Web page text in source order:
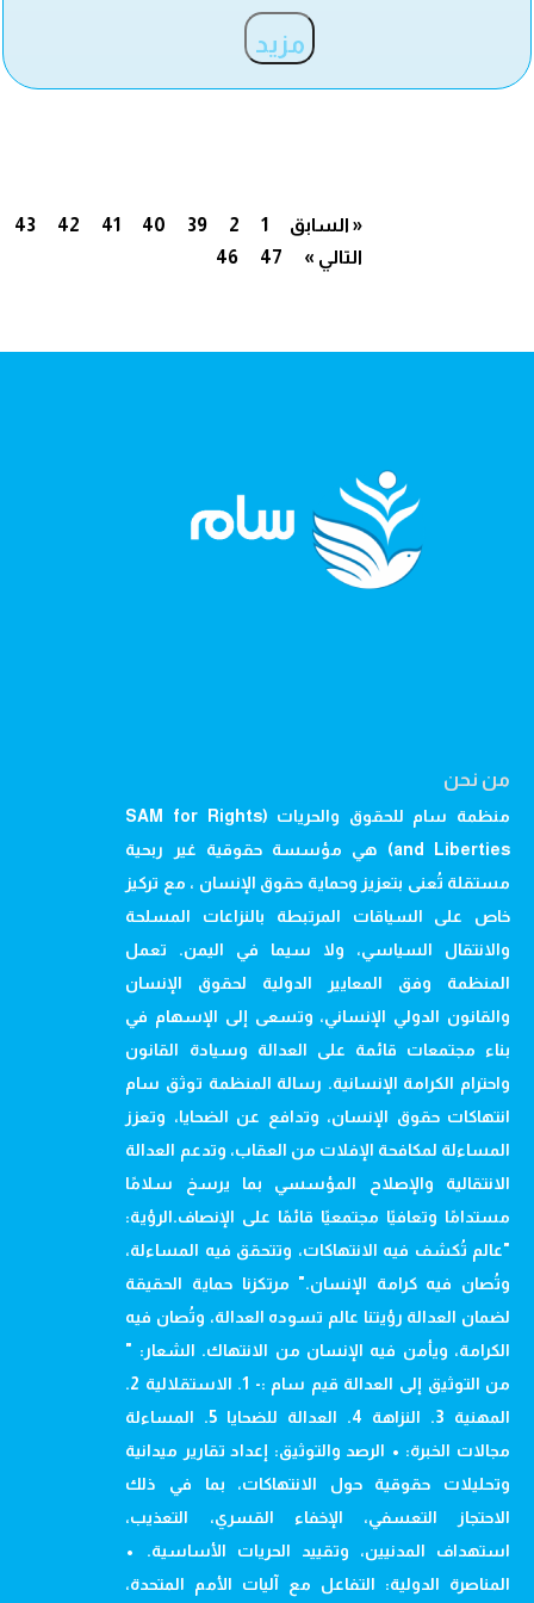
مزيد
« السابق 1
2
39
40
41
42
43
46
47 التالي »
من نحن
منظمة سام للحقوق والحريات (SAM for Rights
and Liberties) هي مؤسسة حقوقية غير ربحية
مستقلة تُعنى بتعزيز وحماية حقوق الإنسان ، مع تركيز
خاص على السياقات المرتبطة بالنزاعات المسلحة
والانتقال السياسي، ولا سيما في اليمن. تعمل
المنظمة وفق المعايير الدولية لحقوق الإنسان
والقانون الدولي الإنساني، وتسعى إلى الإسهام في
بناء مجتمعات قائمة على العدالة وسيادة القانون
واحترام الكرامة الإنسانية. رسالة المنظمة توثق سام
انتهاكات حقوق الإنسان، وتدافع عن الضحايا، وتعزز
المساءلة لمكافحة الإفلات من العقاب، وتدعم العدالة
الانتقالية والإصلاح المؤسسي بما يرسخ سلامًا
مستدامًا وتعافيًا مجتمعيًا قائمًا على الإنصاف.الرؤية:
"عالم تُكشف فيه الانتهاكات، وتتحقق فيه المساءلة،
وتُصان فيه كرامة الإنسان." مرتكزنا حماية الحقيقة
لضمان العدالة رؤيتنا عالم تسوده العدالة، وتُصان فيه
الكرامة، ويأمن فيه الإنسان من الانتهاك. الشعار: "
من التوثيق إلى العدالة قيم سام :- 1. الاستقلالية 2.
المهنية 3. النزاهة 4. العدالة للضحايا 5. المساءلة
مجالات الخبرة: • الرصد والتوثيق: إعداد تقارير ميدانية
وتحليلات حقوقية حول الانتهاكات، بما في ذلك
الاحتجاز التعسفي، الإخفاء القسري، التعذيب،
استهداف المدنيين، وتقييد الحريات الأساسية. •
المناصرة الدولية: التفاعل مع آليات الأمم المتحدة،